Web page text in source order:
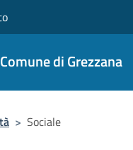
Comune di Grezzana
> Sociale